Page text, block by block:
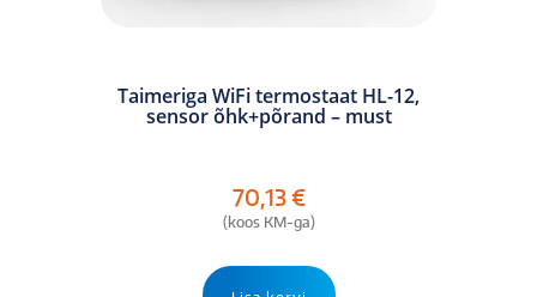
Taimeriga WiFi termostaat HL-12,
sensor õhk+põrand – must
70,13€
(koos KM-ga)